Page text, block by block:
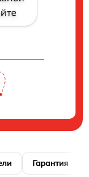
Гарантия